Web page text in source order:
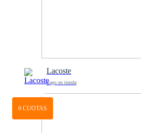
Lacoste
Pago en tienda
6 CUOTAS